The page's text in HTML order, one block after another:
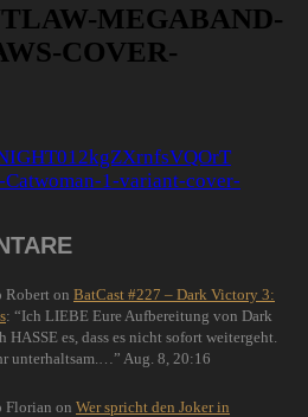
MEGABAND-
COVER-
Robert on BatCast #227 – Dark Victory 3:
: “Ich LIEBE Eure Aufbereitung von Dark
es, dass es nicht sofort weitergeht.
unterhaltsam.… ” Aug. 8, 20:16
Florian on Wer spricht den Joker in